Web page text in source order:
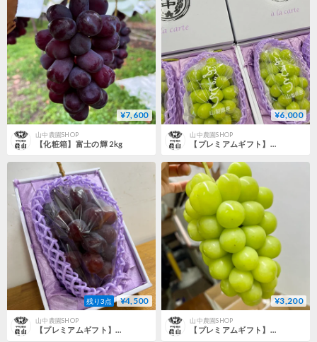
¥7,600
山中農園SHOP
【化粧箱】富士の輝 2kg
¥6,000
山中農園SHOP
【プレミアムギフト】シャインマスカット 2房｜数量限定
残り3点 ¥4,500
山中農園SHOP
【プレミアムギフト】富士の輝 1房｜数量限定
¥3,200
山中農園SHOP
【プレミアムギフト】シャインマスカット 1房｜数量限定